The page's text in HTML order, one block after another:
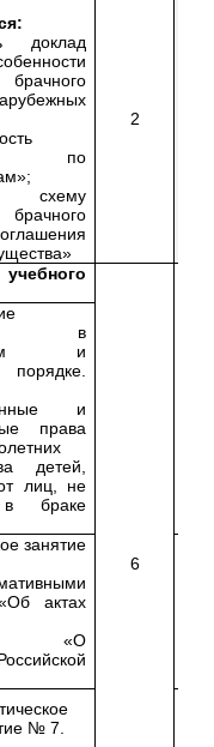
доклад
по
схему
2
6
в
и
и
права
детей,
лиц, не
в браке
занятие
актах
«О
№ 7.